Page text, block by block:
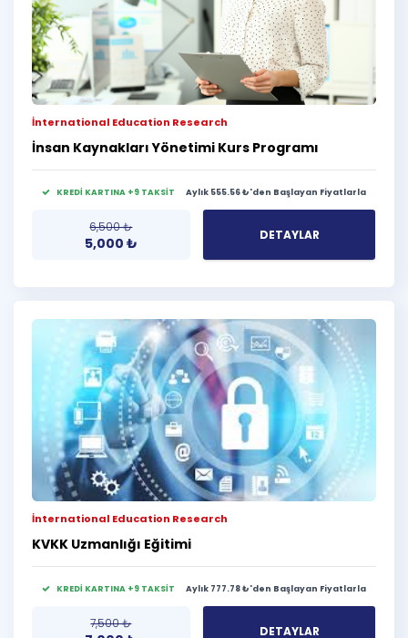
İnternational Education Research
İnsan Kaynakları Yönetimi Kurs Programı
KREDİ KARTINA +9 TAKSİT Aylık 555.56 ₺'den Başlayan Fiyatlarla
6,500₺
5,000 ₺ DETAYLAR
İnternational Education Research
KVKK Uzmanlığı Eğitimi
KREDİ KARTINA +9 TAKSİT Aylık 777.78 ₺'den Başlayan Fiyatlarla
7,500₺
DETAYLAR